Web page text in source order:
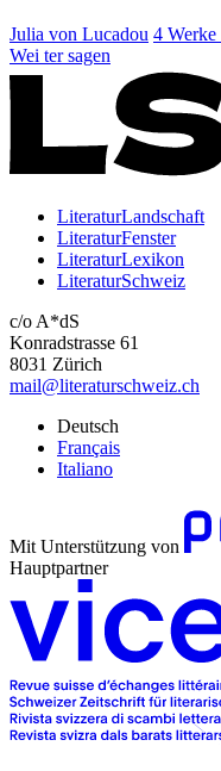
Julia von Lucadou 4 Werke
Wei ter sagen
LiteraturLandschaft
LiteraturFenster
LiteraturLexikon
LiteraturSchweiz
c/o A*dS
Konradstrasse 61
8031 Zürich
mail@literaturschweiz.ch
Deutsch
Français
Italiano
Mit Unterstützung von
Hauptpartner